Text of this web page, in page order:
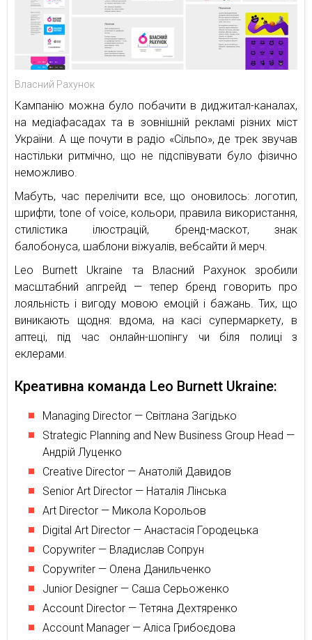
Власний Рахунок
Кампанію можна було побачити в диджитал-каналах,
на медіафасадах та в зовнішній рекламі різних міст
України. А ще почути в радіо «Сільпо», де трек звучав
настільки ритмічно, що не підспівувати було фізично
неможливо.
Мабуть, час перелічити все, що оновилось: логотип,
шрифти, tone of voice, кольори, правила використання,
стилістика ілюстрацій, бренд-маскот, знак
балобонуса, шаблони віжуалів, вебсайти й мерч.
Leo Burnett Ukraine та Власний Рахунок зробили
масштабний апгрейд — тепер бренд говорить про
лояльність і вигоду мовою емоцій і бажань. Тих, що
виникають щодня: вдома, на касі супермаркету, в
аптеці, під час онлайн-шопінгу чи біля полиці з
еклерами.
Креативна команда Leo Burnett Ukraine:
Managing Director — Світлана Загідько
Strategic Planning and New Business Group Head —
Андрій Луценко
Creative Director — Анатолій Давидов
Senior Art Director — Наталія Лінська
Art Director — Микола Корольов
Digital Art Director — Анастасія Городецька
Copywriter — Владислав Сопрун
Copywriter — Олена Данильченко
Junior Designer — Саша Серьоженко
Account Director — Тетяна Дехтяренко
Account Manager — Аліса Грибоєдова